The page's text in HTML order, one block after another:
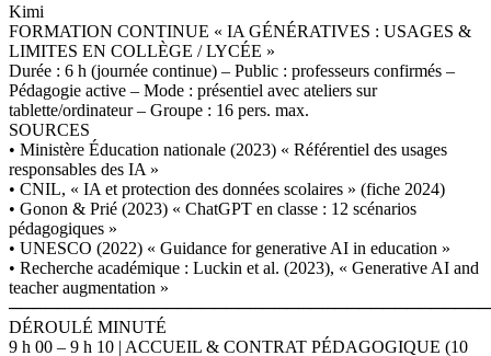
Kimi
FORMATION CONTINUE « IA GÉNÉRATIVES : USAGES &
LIMITES EN COLLÈGE / LYCÉE »
Durée : 6 h (journée continue) – Public : professeurs confirmés –
Pédagogie active – Mode : présentiel avec ateliers sur
tablette/ordinateur – Groupe : 16 pers. max.
SOURCES
• Ministère Éducation nationale (2023) « Référentiel des usages
responsables des IA »
• CNIL, « IA et protection des données scolaires » (fiche 2024)
• Gonon & Prié (2023) « ChatGPT en classe : 12 scénarios
pédagogiques »
• UNESCO (2022) « Guidance for generative AI in education »
• Recherche académique : Luckin et al. (2023), « Generative AI and
teacher augmentation »
────────────────────────────────────────
DÉROULÉ MINUTÉ
9 h 00 – 9 h 10 | ACCUEIL & CONTRAT PÉDAGOGIQUE (10